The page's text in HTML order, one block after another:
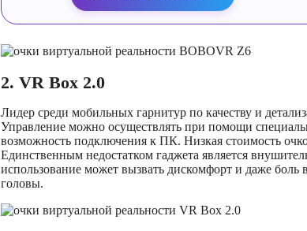
2. VR Box 2.0
Лидер среди мобильных гарнитур по качеству и
Управление можно осуществлять при помощи
возможность подключения к ПК. Низкая стоимость
Единственным недостатком гаджета является
использование может вызвать дискомфорт и даже
головы.